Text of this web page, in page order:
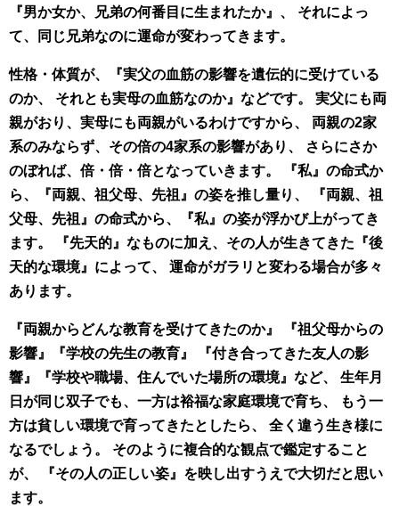
『男か女か、兄弟の何番目に生まれたか』、 それによっ
て、同じ兄弟なのに運命が変わってきます。
性格・体質が、『実父の血筋の影響を遺伝的に受けている
のか、 それとも実母の血筋なのか』などです。 実父にも両
親がおり、実母にも両親がいるわけですから、 両親の2家
系のみならず、その倍の4家系の影響があり、 さらにさか
のぼれば、倍・倍・倍となっていきます。 『私』の命式か
ら、『両親、祖父母、先祖』の姿を推し量り、 『両親、祖
父母、先祖』の命式から、『私』の姿が浮かび上がってき
ます。 『先天的』なものに加え、その人が生きてきた『後
天的な環境』によって、 運命がガラリと変わる場合が多々
あります。
『両親からどんな教育を受けてきたのか』 『祖父母からの
影響』『学校の先生の教育』 『付き合ってきた友人の影
響』『学校や職場、住んでいた場所の環境』など、 生年月
日が同じ双子でも、一方は裕福な家庭環境で育ち、 もう一
方は貧しい環境で育ってきたとしたら、 全く違う生き様に
なるでしょう。 そのように複合的な観点で鑑定すること
が、 『その人の正しい姿』を映し出すうえで大切だと思い
ます。